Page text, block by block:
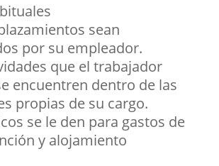
sean
por su empleador.
que el trabajador
encuentren dentro de las
propias de su cargo.
se le den para gastos de
y alojamiento